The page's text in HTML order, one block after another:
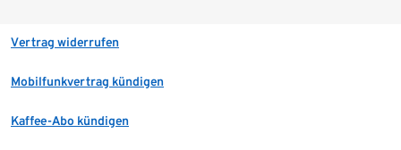
Vertrag widerrufen
Mobilfunkvertrag kündigen
Kaffee-Abo kündigen